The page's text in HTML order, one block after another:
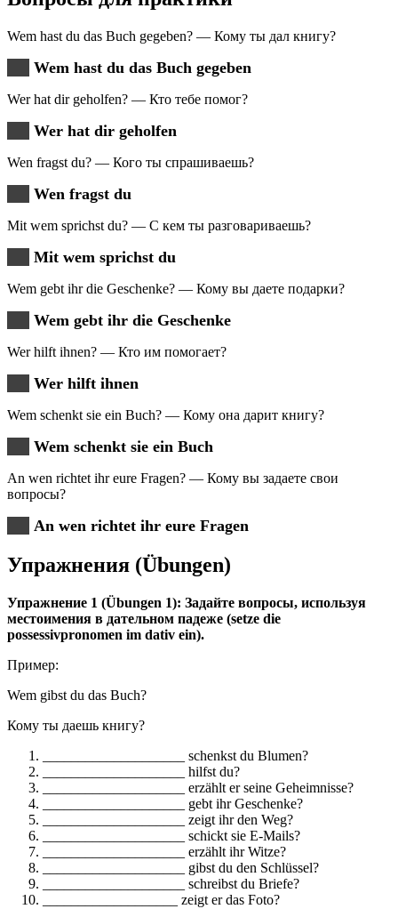
Wem hast du das Buch gegeben? — Кому ты дал книгу?
Wem hast du das Buch gegeben
Wer hat dir geholfen? — Кто тебе помог?
Wer hat dir geholfen
Wen fragst du? — Кого ты спрашиваешь?
Wen fragst du
Mit wem sprichst du? — С кем ты разговариваешь?
Mit wem sprichst du
Wem gebt ihr die Geschenke? — Кому вы даете подарки?
Wem gebt ihr die Geschenke
Wer hilft ihnen? — Кто им помогает?
Wer hilft ihnen
Wem schenkt sie ein Buch? — Кому она дарит книгу?
Wem schenkt sie ein Buch
An wen richtet ihr eure Fragen? — Кому вы задаете свои
вопросы?
An wen richtet ihr eure Fragen
Упражнения (Übungen)
Упражнение 1 (Übungen 1): Задайте вопросы, используя
местоимения в дательном падеже (setze die
possessivpronomen im dativ ein).
Пример:
Wem gibst du das Buch?
Кому ты даешь книгу?
____________________ schenkst du Blumen?
____________________ hilfst du?
____________________ erzählt er seine Geheimnisse?
____________________ gebt ihr Geschenke?
____________________ zeigt ihr den Weg?
____________________ schickt sie E-Mails?
____________________ erzählt ihr Witze?
____________________ gibst du den Schlüssel?
____________________ schreibst du Briefe?
___________________ zeigt er das Foto?